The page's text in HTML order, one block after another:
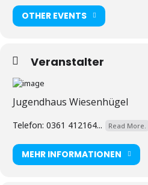
OTHER EVENTS
Veranstalter
Jugendhaus Wiesenhügel
Telefon: 0361 412164... Read More.
MEHR INFORMATIONEN